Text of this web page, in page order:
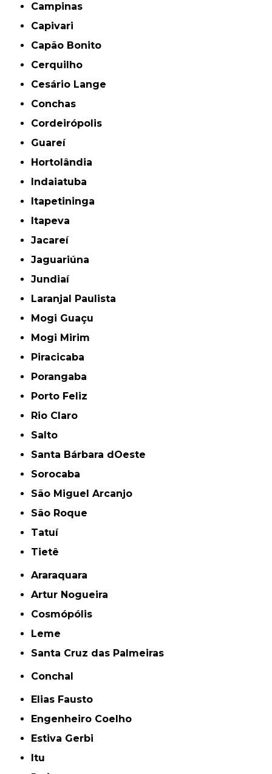
Campinas
Capivari
Capão Bonito
Cerquilho
Cesário Lange
Conchas
Cordeirópolis
Guareí
Hortolândia
Indaiatuba
Itapetininga
Itapeva
Jacareí
Jaguariúna
Jundiaí
Laranjal Paulista
Mogi Guaçu
Mogi Mirim
Piracicaba
Porangaba
Porto Feliz
Rio Claro
Salto
Santa Bárbara dOeste
Sorocaba
São Miguel Arcanjo
São Roque
Tatuí
Tietê
Araraquara
Artur Nogueira
Cosmópólis
Leme
Santa Cruz das Palmeiras
Conchal
Elias Fausto
Engenheiro Coelho
Estiva Gerbi
Itu